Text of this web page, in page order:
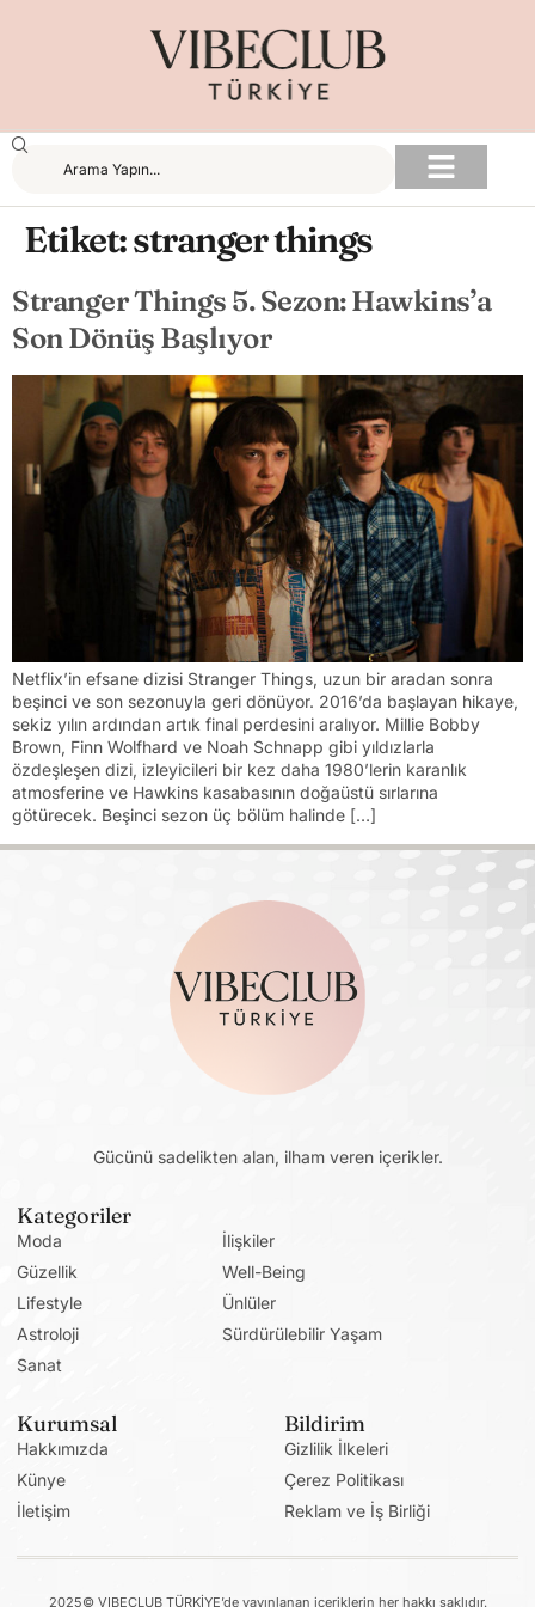
Etiket:stranger things
Stranger Things 5. Sezon: Hawkins’a
Son Dönüş Başlıyor
Netflix’in efsane dizisi Stranger Things, uzun bir aradan sonra
beşinci ve son sezonuyla geri dönüyor. 2016’da başlayan hikaye,
sekiz yılın ardından artık final perdesini aralıyor. Millie Bobby
Brown, Finn Wolfhard ve Noah Schnapp gibi yıldızlarla
özdeşleşen dizi, izleyicileri bir kez daha 1980’lerin karanlık
atmosferine ve Hawkins kasabasının doğaüstü sırlarına
götürecek. Beşinci sezon üç bölüm halinde […]
Gücünü sadelikten alan, ilham veren içerikler.
Kategoriler
Moda
Güzellik
Lifestyle
Astroloji
Sanat
İlişkiler
Well-Being
Ünlüler
Sürdürülebilir Yaşam
Kurumsal
Hakkımızda
Künye
İletişim
Bildirim
Gizlilik İlkeleri
Çerez Politikası
Reklam ve İş Birliği
2025© VIBECLUB TÜRKİYE’de yayınlanan içeriklerin her hakkı saklıdır.